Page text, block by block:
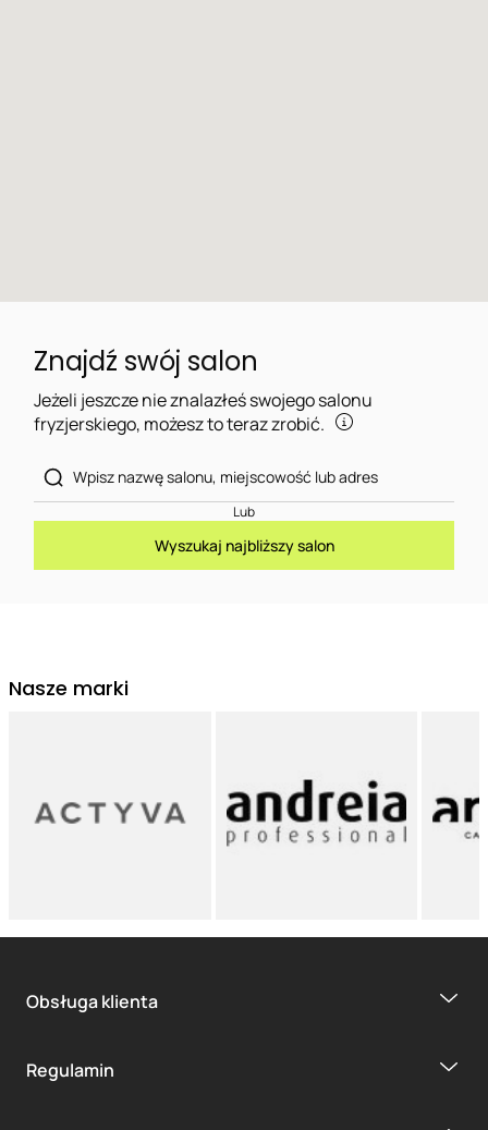
Znajdź swój salon
Jeżeli jeszcze nie znalazłeś swojego salonu
fryzjerskiego, możesz to teraz zrobić.
Lub
Wyszukaj najbliższy salon
Nasze marki
Obsługa klienta
Regulamin